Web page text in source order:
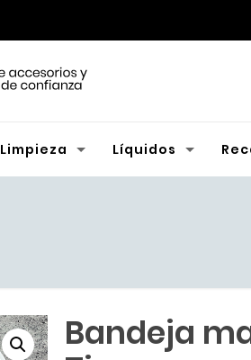
Limpieza Líquidos
Bandeja